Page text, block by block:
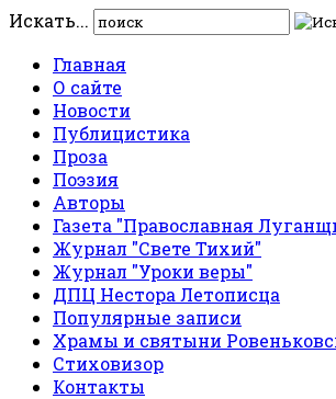
Искать...
Главная
О сайте
Новости
Публицистика
Проза
Поэзия
Авторы
Газета "Православная
Журнал "Свете Тихий"
Журнал "Уроки веры"
ДПЦ Нестора Летописца
Популярные записи
Храмы и святыни
Стиховизор
Контакты